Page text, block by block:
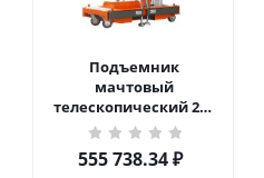
Подъемник
мачтовый
телескопический 200
кг 6 м TOR GTWY6-200S
DC 2-мачтовый
(автономный) (G) в
555 738.34₽